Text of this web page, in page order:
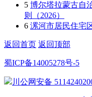
5 博尔塔拉蒙古自
则（2026）
6 漯河市居民住宅
返回首页 返回顶部
蜀ICP备14005278号-5
川公网安备